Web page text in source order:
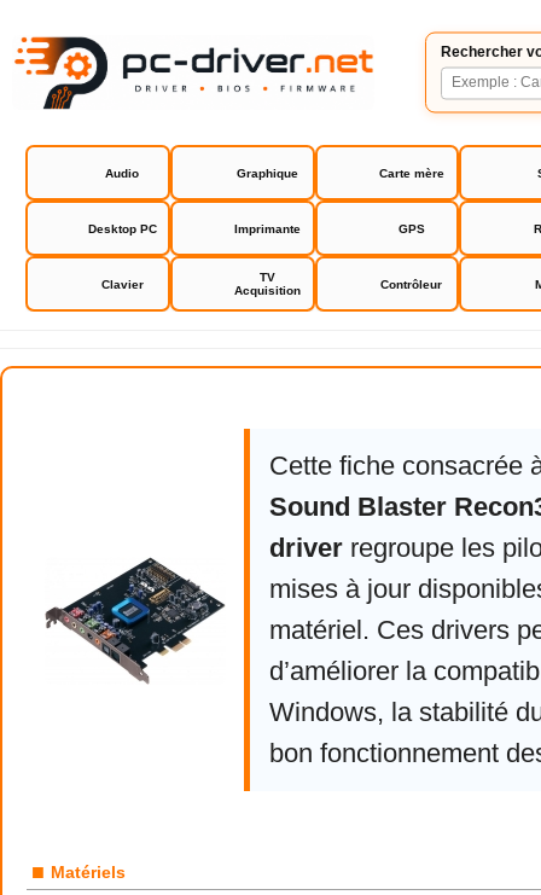
Rechercher
Audio Graphique Carte mère
Desktop PC Imprimante GPS
Clavier
TV
Acquisition
Contrôleur
Creative Sound Blaster
Cette fiche consacrée
Sound Blaster
driver regroupe les
mises à jour
matériel. Ces drivers
d’améliorer la
Windows, la stabilité
bon fonctionnement
■ Matériels